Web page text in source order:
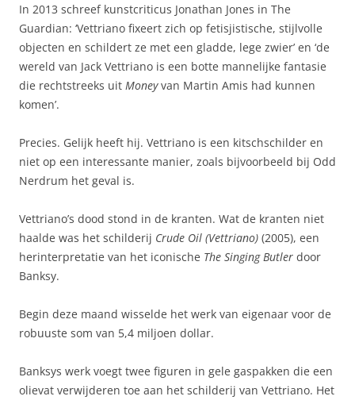
In 2013 schreef kunstcriticus Jonathan Jones in The
Guardian: ‘Vettriano fixeert zich op fetisjistische, stijlvolle
objecten en schildert ze met een gladde, lege zwier’ en ‘de
wereld van Jack Vettriano is een botte mannelijke fantasie
die rechtstreeks uit Moneyvan Martin Amis had kunnen
komen’.
Precies. Gelijk heeft hij. Vettriano is een kitschschilder en
niet op een interessante manier, zoals bijvoorbeeld bij Odd
Nerdrum het geval is.
Vettriano’s dood stond in de kranten. Wat de kranten niet
haalde was het schilderij Crude Oil (Vettriano) (2005), een
herinterpretatie van het iconische The Singing Butler door
Banksy.
Begin deze maand wisselde het werk van eigenaar voor de
robuuste som van 5,4 miljoen dollar.
Banksys werk voegt twee figuren in gele gaspakken die een
olievat verwijderen toe aan het schilderij van Vettriano. Het